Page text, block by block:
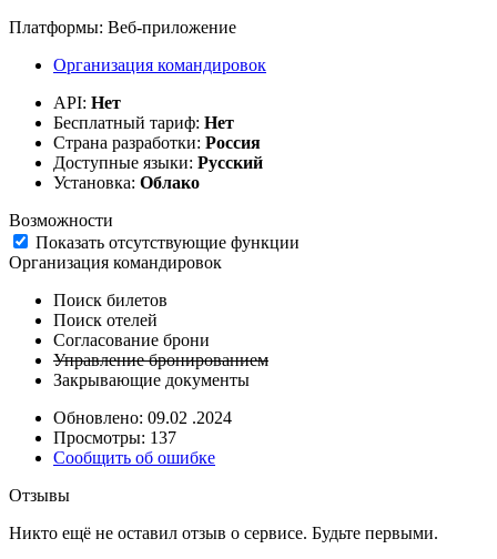
Платформы: Веб-приложение
Организация командировок
API: Нет
Бесплатный тариф: Нет
Страна разработки: Россия
Доступные языки: Русский
Установка: Облако
Возможности
Показать отсутствующие функции
Организация командировок
Поиск билетов
Поиск отелей
Согласование брони
Управление бронированием
Закрывающие документы
Обновлено: 09.02 .2024
Просмотры: 137
Сообщить об ошибке
Отзывы
Никто ещё не оставил отзыв о сервисе. Будьте первыми.